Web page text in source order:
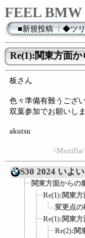
FEEL
■新規投稿┃◆ツ
Re(1):関東方面
板さん
色々準備有難うござい
双葉参加でお願いしま
akutsu
<Mozilla/
S30 2024 いよ
関東方面からの
Re(1):関東
変更点の
Re(1):関東
Re(2):関